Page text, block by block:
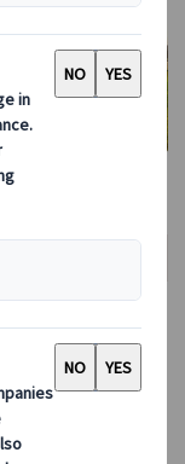
ただくツアーで
分のペースでゆっ
とめた日本語ご案
す。